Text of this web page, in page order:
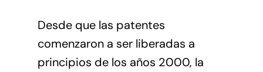
Desde que las patentes
comenzaron a ser liberadas a
principios de los años 2000, la